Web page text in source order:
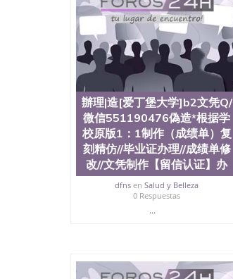
辦理|造[爱丁堡大学]b2文凭Q/
微信551190476偽造*根据学
校原版1：1制作（成绩单）复
刻精仿//毕业证办理//成绩单修
改//文凭制作【留信认证】办
dfns enSalud y Belleza
0 Respuestas
...